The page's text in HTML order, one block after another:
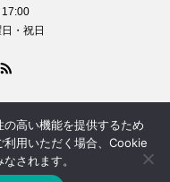
・祝日
株式会社
高い機能を提供するため
用いただく場合、Cookie
されます。